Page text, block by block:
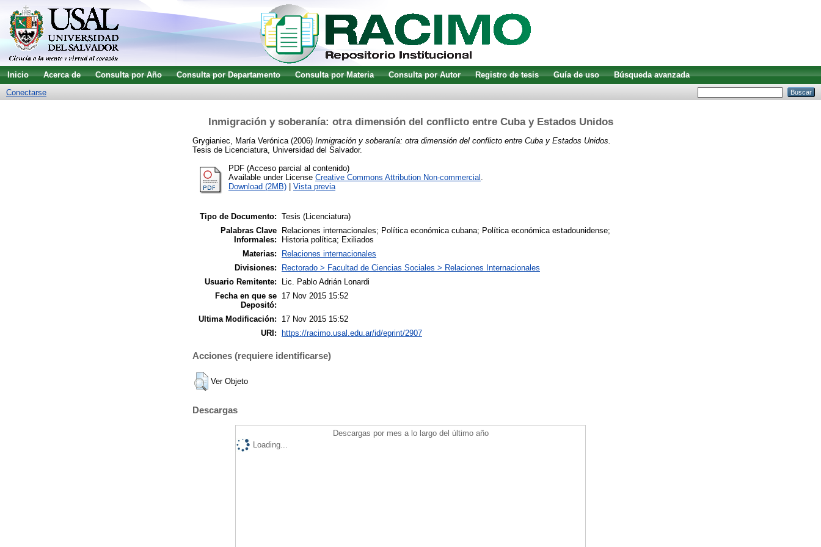
Inicio Acerca de Consulta por Año Consulta por Departamento Consulta por Materia Consulta por Autor Registro de tesis Guía de uso
Búsqueda avanzada
Conectarse
Inmigración y soberanía: otra dimensión del conflicto entre Cuba y Estados Unidos
Grygianiec, María Verónica (2006) Inmigración y soberanía: otra dimensión del conflicto entre Cuba y Estados Unidos.
Tesis de Licenciatura, Universidad del Salvador.
PDF (Acceso parcial al contenido)
Available under License Creative Commons Attribution Non-commercial .
Download (2MB)
Vista previa
Tipo de Documento: Tesis (Licenciatura)
Palabras Clave
Informales:
Relaciones internacionales; Política económica cubana; Política económica estadounidense;
Historia política; Exiliados
Materias:
Relaciones internacionales
Divisiones:
Rectorado > Facultad de Ciencias Sociales > Relaciones Internacionales
Usuario Remitente:
Lic. Pablo Adrián Lonardi
Fecha en que se
Depositó:
17 Nov 2015 15:52
Ultima Modificación:
17 Nov 2015 15:52
URI:
https://racimo.usal.edu.ar/id/eprint/2907
Acciones (requiere identificarse)
Ver Objeto
Descargas
Descargas por mes a lo largo del último año
Loading...